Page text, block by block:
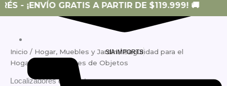
SIA IMPORTS
- ¡ENVÍO GRATIS A PARTIR DE $119.999! 🚚
Inicio / Hogar, Muebles y Jardín/Seguridad para el
Hogar / Localizadores de Objetos
Localizadores de Objetos